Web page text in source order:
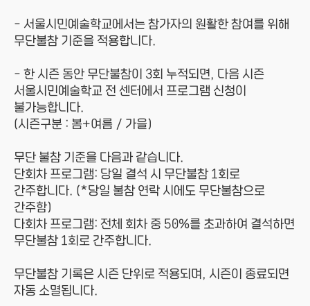
- 서울시민예술학교에서는 참가자의 원활한 참여를 위해
무단불참 기준을 적용합니다.
- 한 시즌 동안 무단불참이 3회 누적되면, 다음 시즌
서울시민예술학교 전 센터에서 프로그램 신청이
불가능합니다.
(시즌구분 : 봄+여름 / 가을)
무단 불참 기준을 다음과 같습니다.
단회차 프로그램: 당일 결석 시 무단불참 1회로
간주합니다. (*당일 불참 연락 시에도 무단불참으로
간주함)
다회차 프로그램: 전체 회차 중 50%를 초과하여 결석하면
무단불참 1회로 간주합니다.
무단불참 기록은 시즌 단위로 적용되며, 시즌이 종료되면
자동 소멸됩니다.